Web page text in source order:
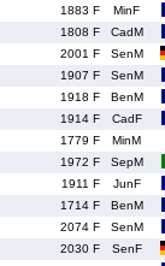
1883 F
MinF
1808 F
CadM
2001 F
SenM
1907 F
SenM
1918 F
BenM
1914 F
CadF
1779 F
MinM
1972 F
SepM
1911 F
JunF
1714 F
BenM
2074 F
SenM
2030 F
SenF